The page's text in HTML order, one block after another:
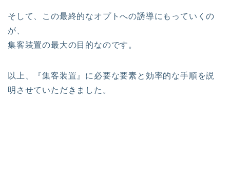
そして、この最終的なオプトへの誘導にもっていくの
が、
集客装置の最大の目的なのです。
以上、『集客装置』に必要な要素と効率的な手順を説
明させていただきました。